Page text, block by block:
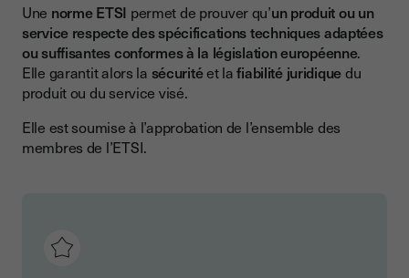
Une norme ETSI permet de prouver qu’un produit ou un
service respecte des spécifications techniques adaptées
ou suffisantes conformes à la législation européenne.
Elle garantit alors la sécuritéet lafiabilité juridiquedu
produit ou du service visé.
Elle est soumise à l’approbation de l’ensemble des
membres de l’ETSI.